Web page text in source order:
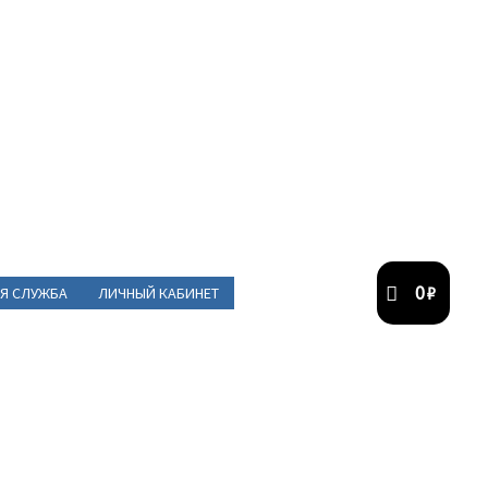
СЛУЖБА ЛИЧНЫЙ КАБИНЕТ 0₽